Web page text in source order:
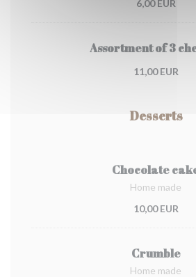
6,00 EUR
Assortment of 3
11,00 EUR
Desserts
Chocolate
Home made
10,00 EUR
Crumble
Home made